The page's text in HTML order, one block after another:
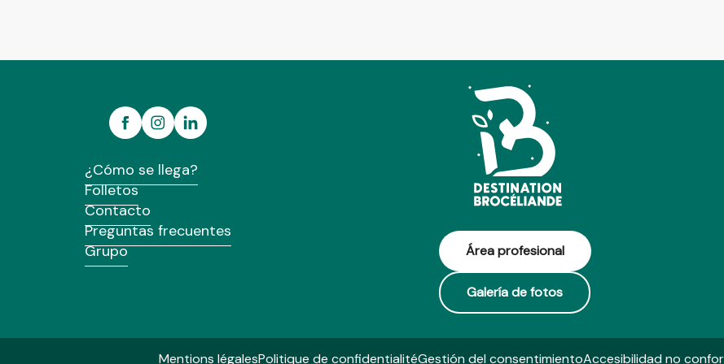
¿Cómo se llega?
Folletos
Contacto
Preguntas frecuentes
Grupo
Área profesional
Galería de fotos
Mentions légalesPolitique de confidentialitéGestión del consentimientoAccesibilidad no